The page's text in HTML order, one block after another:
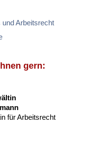
Arbeitsrecht
gern:
für Arbeitsrecht